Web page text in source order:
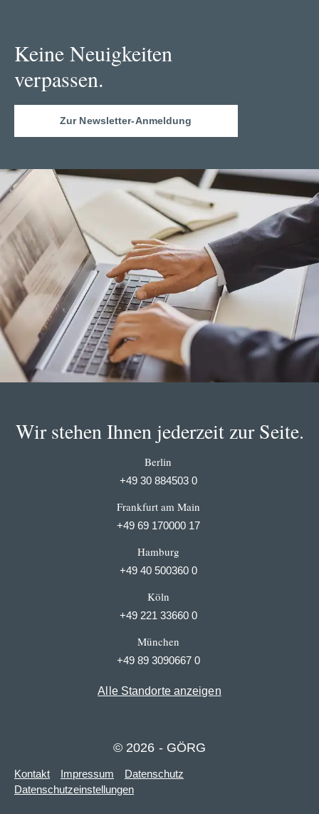
Keine Neuigkeiten
verpassen.
Zur Newsletter-Anmeldung
Wir stehen Ihnen jederzeit zur Seite.
Berlin
+49 30 884503 0
Frankfurt am Main
+49 69 170000 17
Hamburg
+49 40 500360 0
Köln
+49 221 33660 0
München
+49 89 3090667 0
Alle Standorte anzeigen
© 2026 - GÖRG
Kontakt Impressum
Datenschutz
Datenschutzeinstellungen